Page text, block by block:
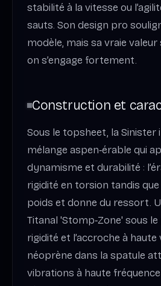
stabilité à la vitesse ou
sauts. Son design pro
modèle, mais sa vraie valeur
on s’engage fortement.
Construction et
Sous le topsheet, la Sinister
mélange aspen‑érable qui
dynamisme et durabilité :
rigidité en torsion tandis que
poids et donne du ressort.
Titanal 'Stomp‑Zone' sous
rigidité et l’accroche à haute
néoprène dans la spatule
vibrations à haute